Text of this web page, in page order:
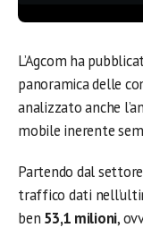
L’Agcom ha
panoramica delle
analizzato anche
mobile inerente
Partendo dal
traffico dati
ben 53,1 milioni,